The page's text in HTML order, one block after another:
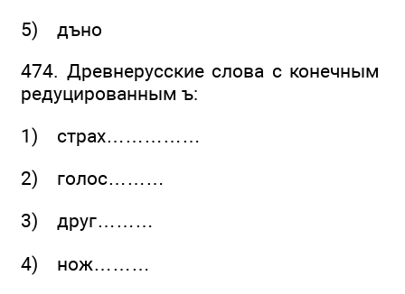
5) дъно
474. Древнерусские слова с конечным
редуцированным ъ:
1) страх……………
2) голос………
3) друг………
4) нож………